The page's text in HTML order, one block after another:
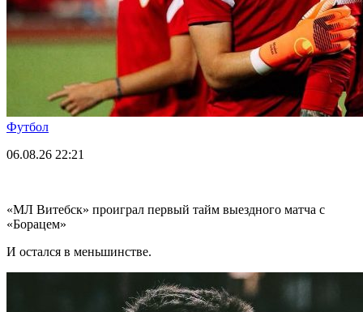
Футбол
06.08.26 22:21
«МЛ Витебск» проиграл первый тайм выездного матча с
«Борацем»
И остался в меньшинстве.